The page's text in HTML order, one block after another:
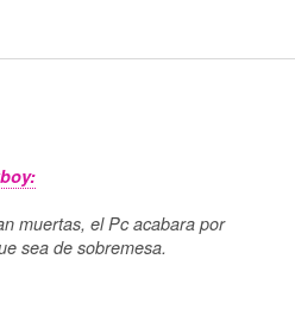
muertas, el Pc acabara por
sea de sobremesa.